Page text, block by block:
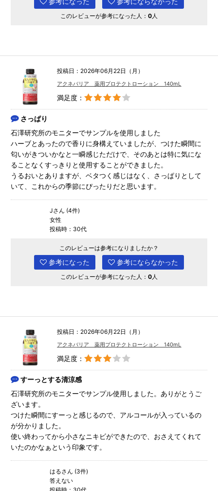
このレビューが参考になった人： 0 人
投稿日：2026年06月22日（月）
アクネバリア 薬用プロテクトローション 140mL
満足度：
さっぱり
石澤研究所のモニターでサンプルを使用しました
ハーブとあったので香りに身構えていましたが、つけた瞬間に
匂いがきついかなと一瞬感じただけで、そのあとは特に気にな
ることなくすっきりと使用することができました。
うるおいとありますが、ベタつく感じはなく、さっぱりとして
いて、これからの季節にぴったりだと思います。
Jさん (4件)
女性
投稿時：30代
このレビューは参考になりましたか？
参考になった 参考にならなかった
このレビューが参考になった人： 0 人
投稿日：2026年06月22日（月）
アクネバリア 薬用プロテクトローション 140mL
満足度：
すーっとする清涼感
石澤研究所のモニターでサンプル使用しました。ありがとうご
ざいます。
つけた瞬間にすーっと感じるので、アルコールが入っているの
が分かりました。
使い終わってから小さなニキビができたので、おさえてくれて
いたのかなぁという印象です。
はるさん (3件)
答えない